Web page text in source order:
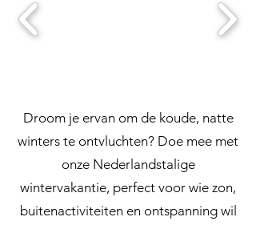
Droom je ervan om de koude, natte
winters te ontvluchten? Doe mee met
onze Nederlandstalige
wintervakantie, perfect voor wie zon,
buitenactiviteiten en ontspanning wil